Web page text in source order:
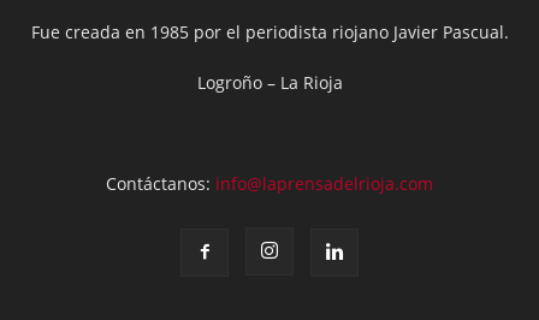
Fue creada en 1985 por el periodista riojano Javier Pascual.
Logroño – La Rioja
Contáctanos: info@laprensadelrioja.com